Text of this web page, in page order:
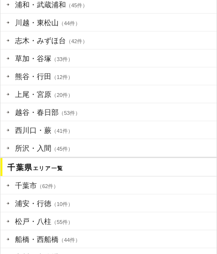
浦和・武蔵浦和 （45件）
川越・東松山 （44件）
志木・みずほ台 （42件）
草加・谷塚 （33件）
熊谷・行田 （12件）
上尾・宮原 （20件）
越谷・春日部 （53件）
西川口・蕨 （41件）
所沢・入間 （45件）
千葉県エリア一覧
千葉市 （62件）
浦安・行徳 （10件）
松戸・八柱 （55件）
船橋・西船橋 （44件）